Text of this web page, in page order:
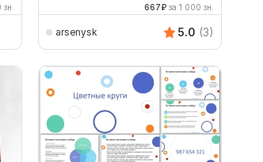
667₽ за 1 000 зн.
arsenysk 5.0 (3)